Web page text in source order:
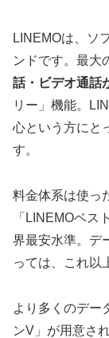
LINEMOは、ソ
ンドです。最大
話・ビデオ通話
リー」機能。
心という方にと
す。
料金体系は使っ
「LINEMOベス
界最安水準。デ
っては、これ以
より多くのデー
ンV」が用意さ